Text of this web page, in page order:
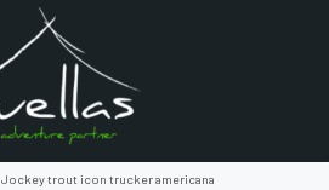
Jockey trout icon trucker americana